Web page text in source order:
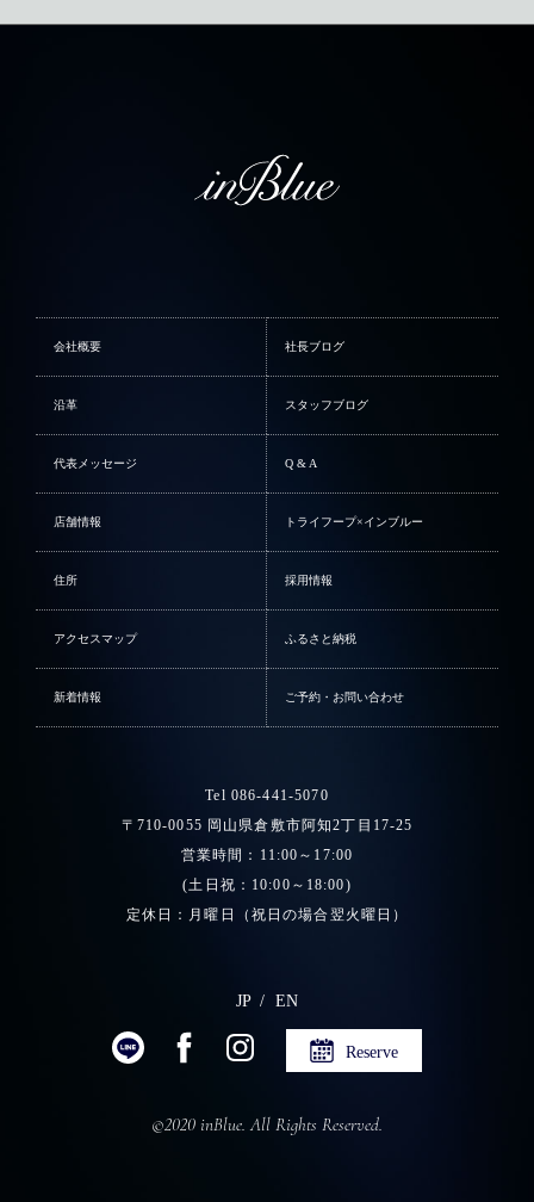
会社概要 社長ブログ
沿革 スタッフブログ
代表メッセージ Q & A
店舗情報 トライフープ×インブルー
住所 採用情報
アクセスマップ ふるさと納税
新着情報 ご予約・お問い合わせ
Tel 086-441-5070
〒710-0055 岡山県倉敷市阿知2丁目17-25
営業時間：11:00～17:00
(土日祝：10:00～18:00)
定休日：月曜日（祝日の場合翌火曜日）
JP EN
Reserve
©2020 inBlue. All Rights Reserved.